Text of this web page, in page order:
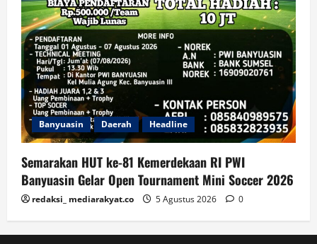
Banyuasin Daerah Headline
Semarakan HUT ke-81 Kemerdekaan RI PWI
Banyuasin Gelar Open Tournament Mini Soccer 2026
redaksi_ mediarakyat.co 5 Agustus 2026 0